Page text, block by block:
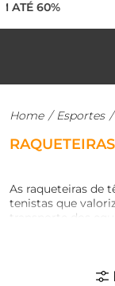
ATÉ 60%
Home / Esportes /
RAQUETEIRAS
As raqueteiras de
tenistas que
transporte dos
térmicos,
treinos, jogos e